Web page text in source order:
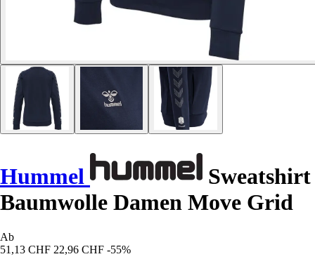
Hummel
Sweatshirt
Baumwolle Damen Move Grid
Ab
51,13 CHF 22,96 CHF -55%